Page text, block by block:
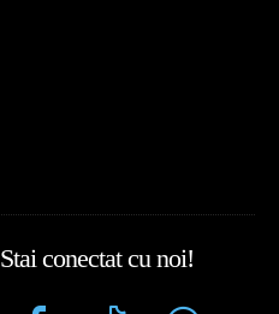
Stai conectat cu noi!